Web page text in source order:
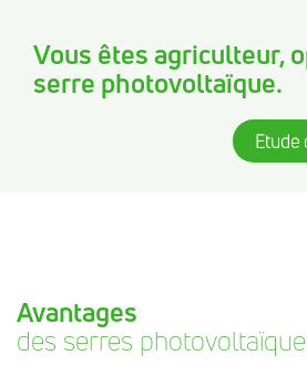
Vous êtes agriculteur,
serre photovoltaïque.
Etude
Avantages
des serres